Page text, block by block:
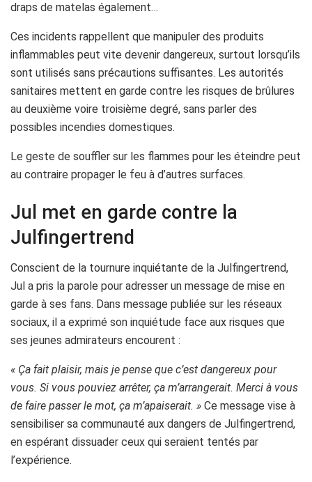
draps de matelas également…
Ces incidents rappellent que manipuler des produits
inflammables peut vite devenir dangereux, surtout lorsqu’ils
sont utilisés sans précautions suffisantes. Les autorités
sanitaires mettent en garde contre les risques de brûlures
au deuxième voire troisième degré, sans parler des
possibles incendies domestiques.
Le geste de souffler sur les flammes pour les éteindre peut
au contraire propager le feu à d’autres surfaces.
Jul met en garde contre la
Julfingertrend
Conscient de la tournure inquiétante de la Julfingertrend,
Jul a pris la parole pour adresser un message de mise en
garde à ses fans. Dans message publiée sur les réseaux
sociaux, il a exprimé son inquiétude face aux risques que
ses jeunes admirateurs encourent :
« Ça fait plaisir, mais je pense que c’est dangereux pour
vous. Si vous pouviez arrêter, ça m’arrangerait. Merci à vous
de faire passer le mot, ça m’apaiserait. » Ce message vise à
sensibiliser sa communauté aux dangers de Julfingertrend,
en espérant dissuader ceux qui seraient tentés par
l’expérience.